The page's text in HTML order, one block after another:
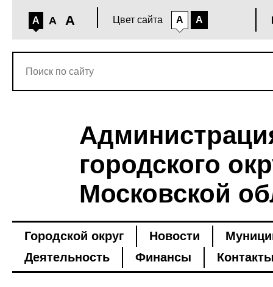
A A A Цвет сайта A A
городского
Московской
Городской округ Новости
Деятельность
Финансы